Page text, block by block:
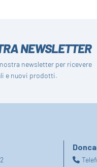
NEWSLETTER
newsletter per ricevere
e nuovi prodotti.